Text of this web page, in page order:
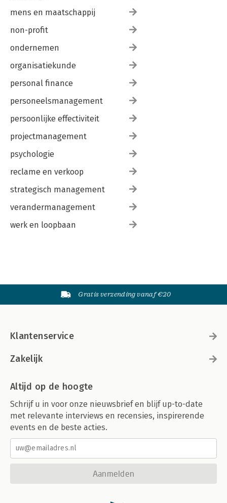
mens en maatschappij
non-profit
ondernemen
organisatiekunde
personal finance
personeelsmanagement
persoonlijke effectiviteit
projectmanagement
psychologie
reclame en verkoop
strategisch management
verandermanagement
werk en loopbaan
Gratis verzending vanaf €20
Klantenservice
Zakelijk
Altijd op de hoogte
Schrijf u in voor onze nieuwsbrief en blijf up-to-date
met relevante interviews en recensies, inspirerende
events en de beste acties.
Aanmelden